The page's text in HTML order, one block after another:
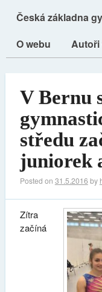
Česká základna
O webu
Autoři
V Bernu
středu
juniorek
Posted on 31.5.2016 by
Zítra
začíná